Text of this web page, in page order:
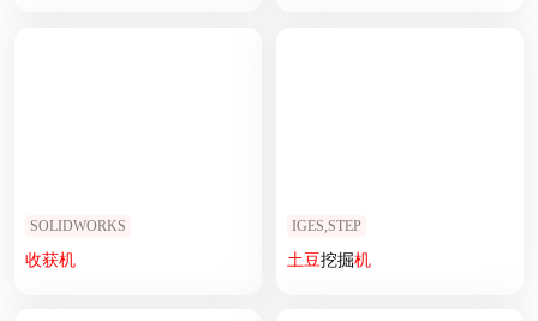
SOLIDWORKS
收获机
IGES,STEP
土豆挖掘机